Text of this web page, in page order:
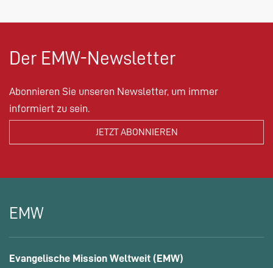
Der EMW-Newsletter
Abonnieren Sie unseren Newsletter, um immer
informiert zu sein.
EMW
Evangelische Mission Weltweit (EMW)